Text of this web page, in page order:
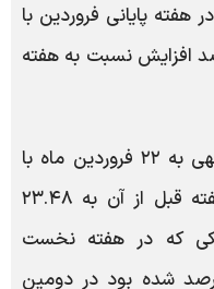
هفته پایانی فروردین با
با ۴ صدم درصد افزایش نسبت به هفته
نرخ بهره بین بانکی در هفته منتهی به ۲۲ فروردین ماه با
کاهش نیم درصدی نسبت به هفته قبل از آن به ۲۳.۴۸
که در هفته نخست
ماه سال جاری ۲۳.۶۲ درصد شده بود در دومین